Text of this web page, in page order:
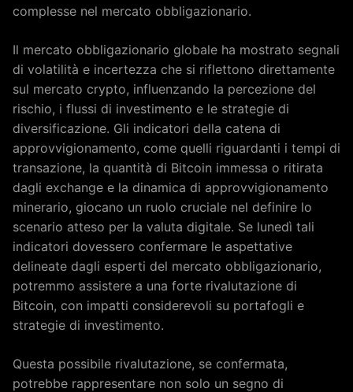
complesse nel mercato obbligazionario.
Il mercato obbligazionario globale ha mostrato segnali
di volatilità e incertezza che si riflettono direttamente
sul mercato crypto, influenzando la percezione del
rischio, i flussi di investimento e le strategie di
diversificazione. Gli indicatori della catena di
approvvigionamento, come quelli riguardanti i tempi di
transazione, la quantità di Bitcoin immessa o ritirata
dagli exchange e la dinamica di approvvigionamento
minerario, giocano un ruolo cruciale nel definire lo
scenario atteso per la valuta digitale. Se lunedì tali
indicatori dovessero confermare le aspettative
delineate dagli esperti del mercato obbligazionario,
potremmo assistere a una forte rivalutazione di
Bitcoin, con impatti considerevoli su portafogli e
strategie di investimento.
Questa possibile rivalutazione, se confermata,
potrebbe rappresentare non solo un segno di